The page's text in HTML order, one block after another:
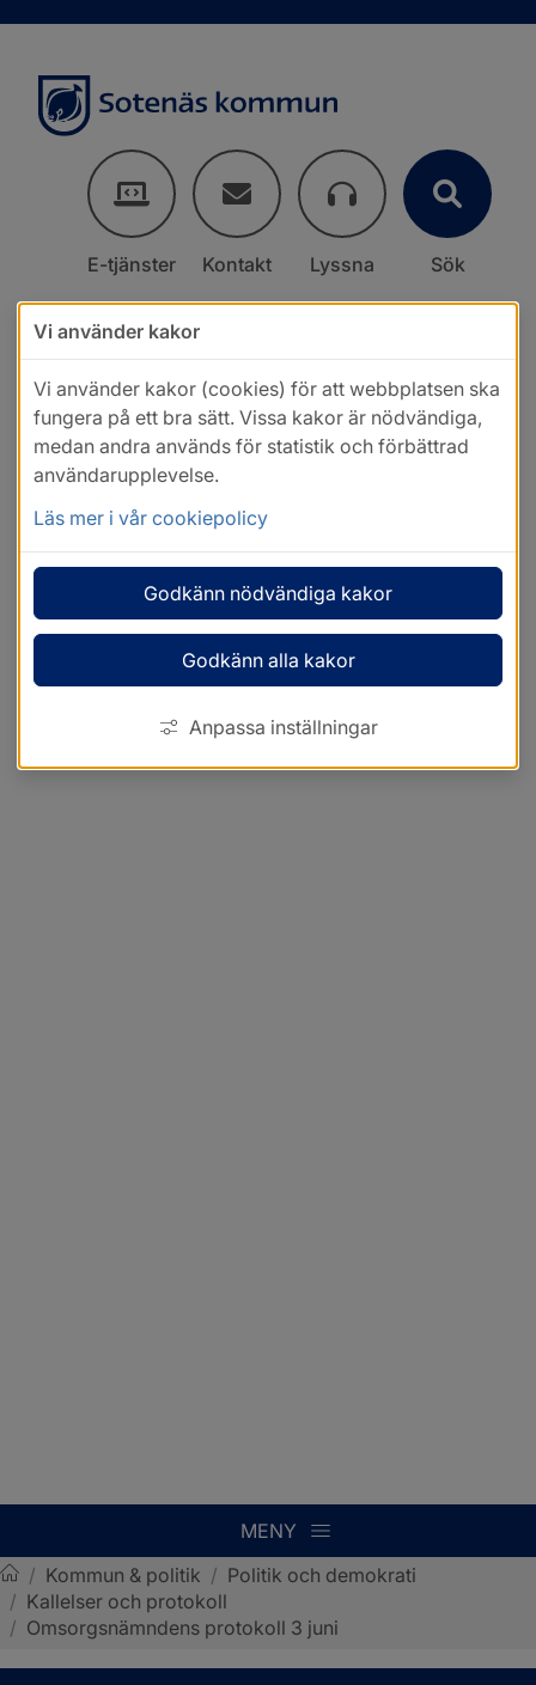
E-tjänster Kontakt Lyssna Sök
MENY
Sotenäs kommun
/ Kommun & politik / Politik och demokrati
/ Kallelser och protokoll
/ Omsorgsnämndens protokoll 3 juni
Vi använder kakor
Vi använder kakor (cookies) för att webbplatsen ska
fungera på ett bra sätt. Vissa kakor är nödvändiga,
medan andra används för statistik och förbättrad
användarupplevelse.
Läs mer i vår cookiepolicy
Godkänn nödvändiga kakor
Godkänn alla kakor
Anpassa inställningar